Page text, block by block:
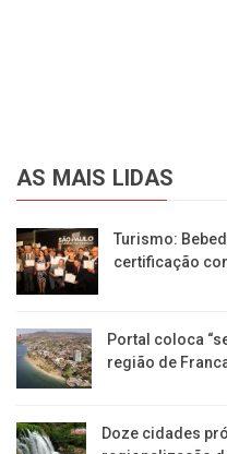
AS MAIS LIDAS
Turismo:
certificação
Portal coloca
região de
​Doze cidades